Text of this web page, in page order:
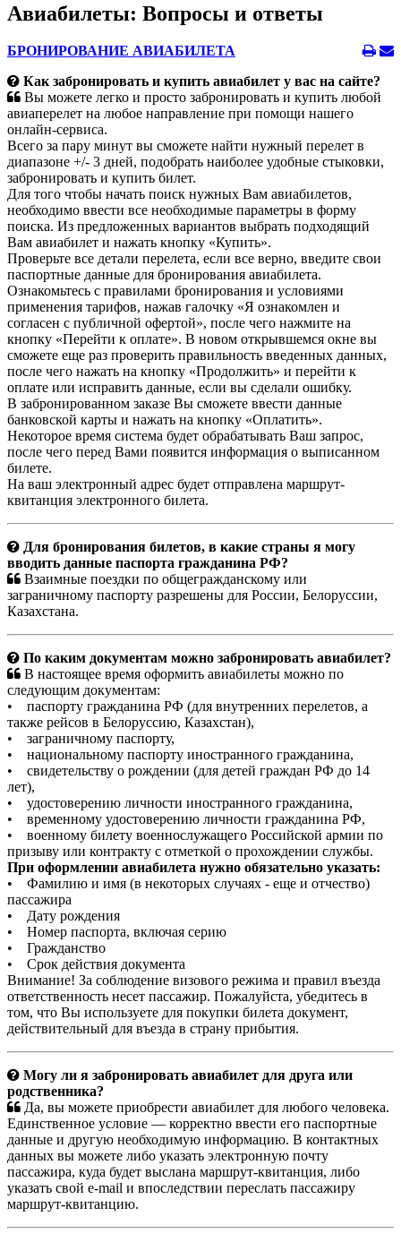
Авиабилеты: Вопросы и ответы
БРОНИРОВАНИЕ АВИАБИЛЕТА
Как забронировать и купить авиабилет у вас на сайте?
Вы можете легко и просто забронировать и купить любой
авиаперелет на любое направление при помощи нашего
онлайн-сервиса.
Всего за пару минут вы сможете найти нужный перелет в
диапазоне +/- 3 дней, подобрать наиболее удобные стыковки,
забронировать и купить билет.
Для того чтобы начать поиск нужных Вам авиабилетов,
необходимо ввести все необходимые параметры в форму
поиска. Из предложенных вариантов выбрать подходящий
Вам авиабилет и нажать кнопку «Купить».
Проверьте все детали перелета, если все верно, введите свои
паспортные данные для бронирования авиабилета.
Ознакомьтесь с правилами бронирования и условиями
применения тарифов, нажав галочку «Я ознакомлен и
согласен с публичной офертой», после чего нажмите на
кнопку «Перейти к оплате». В новом открывшемся окне вы
сможете еще раз проверить правильность введенных данных,
после чего нажать на кнопку «Продолжить» и перейти к
оплате или исправить данные, если вы сделали ошибку.
В забронированном заказе Вы сможете ввести данные
банковской карты и нажать на кнопку «Оплатить».
Некоторое время система будет обрабатывать Ваш запрос,
после чего перед Вами появится информация о выписанном
билете.
На ваш электронный адрес будет отправлена маршрут-
квитанция электронного билета.
Для бронирования билетов, в какие страны я могу
вводить данные паспорта гражданина РФ?
Взаимные поездки по общегражданскому или
заграничному паспорту разрешены для России, Белоруссии,
Казахстана.
По каким документам можно забронировать авиабилет?
В настоящее время оформить авиабилеты можно по
следующим документам:
• паспорту гражданина РФ (для внутренних перелетов, а
также рейсов в Белоруссию, Казахстан),
• заграничному паспорту,
• национальному паспорту иностранного гражданина,
• свидетельству о рождении (для детей граждан РФ до 14
лет),
• удостоверению личности иностранного гражданина,
• временному удостоверению личности гражданина РФ,
• военному билету военнослужащего Российской армии по
призыву или контракту с отметкой о прохождении службы.
При оформлении авиабилета нужно обязательно указать:
• Фамилию и имя (в некоторых случаях - еще и отчество)
пассажира
• Дату рождения
• Номер паспорта, включая серию
• Гражданство
• Срок действия документа
Внимание! За соблюдение визового режима и правил въезда
ответственность несет пассажир. Пожалуйста, убедитесь в
том, что Вы используете для покупки билета документ,
действительный для въезда в страну прибытия.
Могу ли я забронировать авиабилет для друга или
родственника?
Да, вы можете приобрести авиабилет для любого человека.
Единственное условие — корректно ввести его паспортные
данные и другую необходимую информацию. В контактных
данных вы можете либо указать электронную почту
пассажира, куда будет выслана маршрут-квитанция, либо
указать свой e-mail и впоследствии переслать пассажиру
маршрут-квитанцию.